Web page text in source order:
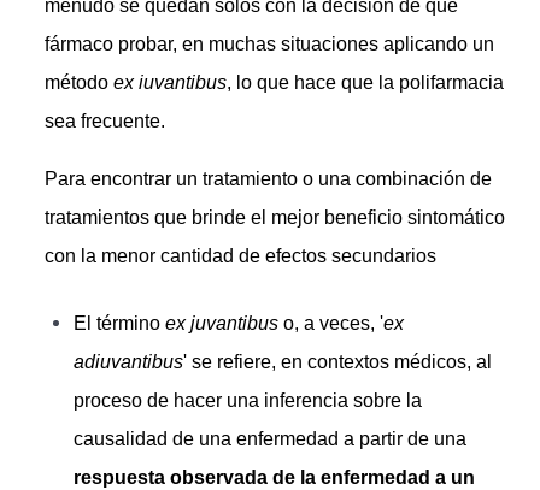
menudo se quedan solos con la decisión de qué
fármaco probar, en muchas situaciones aplicando un
método ex iuvantibus, lo que hace que la polifarmacia
sea frecuente.
Para encontrar un tratamiento o una combinación de
tratamientos que brinde el mejor beneficio sintomático
con la menor cantidad de efectos secundarios
El término ex juvantibus o, a veces, 'ex
adiuvantibus' se refiere, en contextos médicos, al
proceso de hacer una inferencia sobre la
causalidad de una enfermedad a partir de una
respuesta observada de la enfermedad a un